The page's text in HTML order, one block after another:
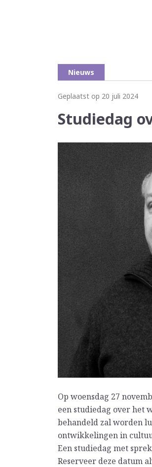
Nieuws
Geplaatst op 20 juli 2024
Studiedag
Op woensdag 27
een studiedag over het
behandeld zal worden
ontwikkelingen in
Een studiedag met
Reserveer deze datum